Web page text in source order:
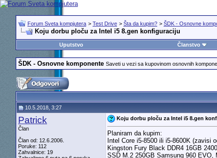
Forum Sveta kompjutera > Test Drive > Šta da kupim? > ŠDK - Osnovne
Koju dorbu ploču za Intel i5 8.gen konfiguraciju
Uputstvo
Članstvo
ŠDK - Osnovne komponente Saveti u vezi sa kupovinom osnovnih
10.5.2018, 3:27
Patrick
Član
Član od: 12.6.2006.
Poruke: 112
Zahvalnice: 19
Koju dorbu ploču za Intel i5 8.gen
Planiram da kupim:
Intel Core i5-8500 ili i5-8600K (zavisi
Kingston Fury Black DDR4 16GB
SSD M.2 250GB Samsung 960 EVO,